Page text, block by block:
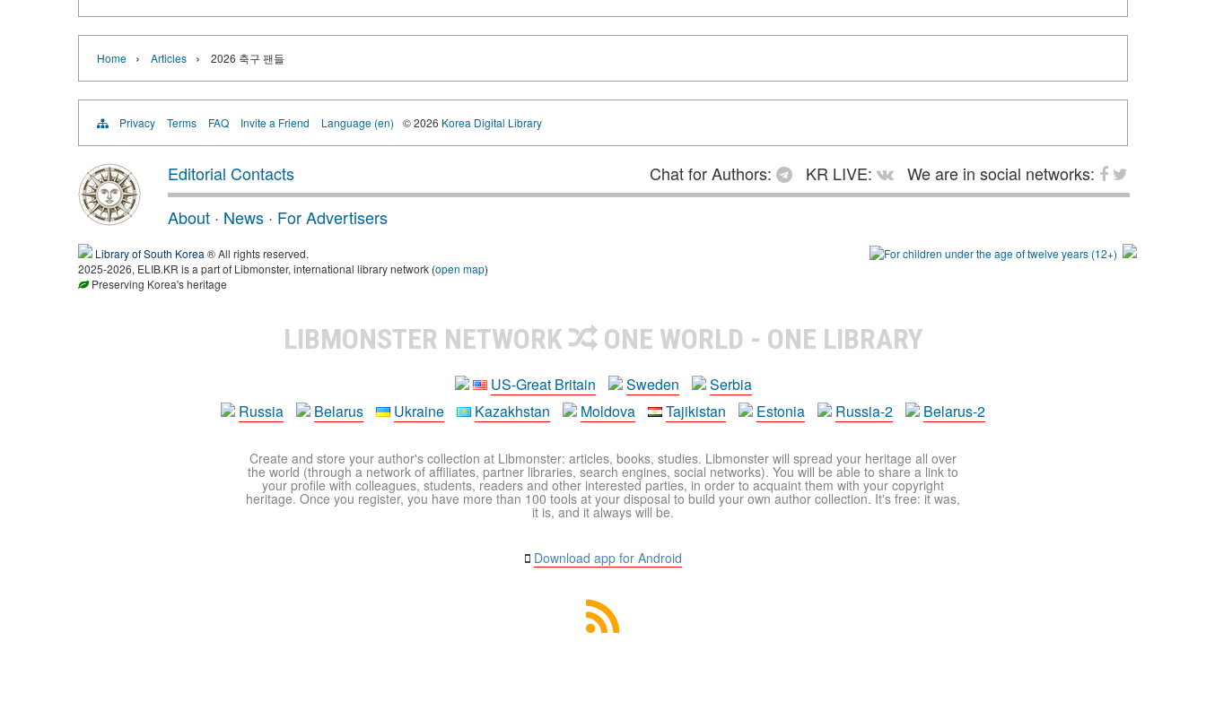
Home › Articles › 2026 축구 팬들
Privacy Terms FAQ Invite a Friend Language (en) © 2026 Korea Digital Library
Editorial Contacts Chat for Authors: KR LIVE:
We are in social networks:
About · News · For Advertisers
Library of South Korea® All rights reserved.
2025-2026, ELIB.KR is a part of Libmonster, international library network (open map)
Preserving Korea's heritage
LIBMONSTER NETWORK ONE WORLD - ONE LIBRARY
US-Great Britain Sweden
Serbia
Russia
Belarus Ukraine Kazakhstan Moldova Tajikistan Estonia Russia-2 Belarus-2
Create and store your author's collection at Libmonster: articles, books, studies. Libmonster will spread your heritage all over
the world (through a network of affiliates, partner libraries, search engines, social networks). You will be able to share a link to
your profile with colleagues, students, readers and other interested parties, in order to acquaint them with your copyright
heritage. Once you register, you have more than 100 tools at your disposal to build your own author collection. It's free: it was,
it is, and it always will be.
Download app for Android